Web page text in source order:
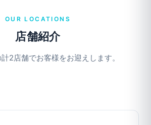
OUR LOCATIONS
店舗紹介
2店舗でお客様をお迎えします。